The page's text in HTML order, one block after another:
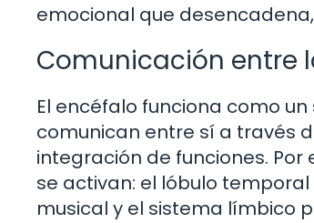
emocional que
Comunicación entre
El encéfalo funciona como
comunican entre sí a través
integración de funciones.
se activan: el lóbulo
musical y el sistema límbico